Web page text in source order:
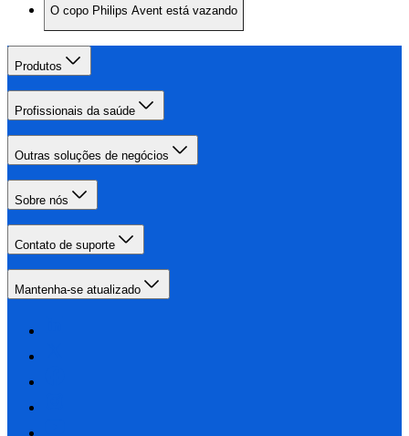
O copo Philips Avent está vazando
Produtos
Profissionais da saúde
Outras soluções de negócios
Sobre nós
Contato de suporte
Mantenha-se atualizado